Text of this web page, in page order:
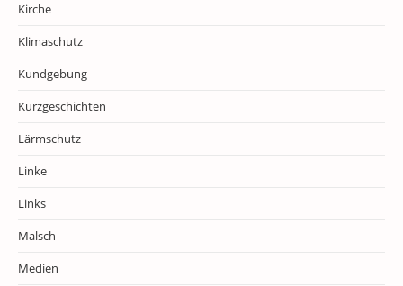
Kirche
Klimaschutz
Kundgebung
Kurzgeschichten
Lärmschutz
Linke
Links
Malsch
Medien